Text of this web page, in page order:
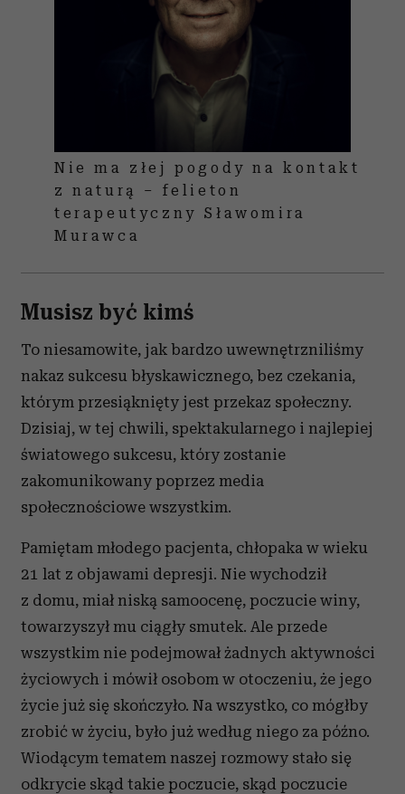
Nie ma złej pogody na kontakt
z naturą – felieton
terapeutyczny Sławomira
Murawca
Musisz być kimś
To niesamowite, jak bardzo uwewnętrzniliśmy
nakaz sukcesu błyskawicznego, bez czekania,
którym przesiąknięty jest przekaz społeczny.
Dzisiaj, w tej chwili, spektakularnego i najlepiej
światowego sukcesu, który zostanie
zakomunikowany poprzez media
społecznościowe wszystkim.
Pamiętam młodego pacjenta, chłopaka w wieku
21 lat z objawami depresji. Nie wychodził
z domu, miał niską samoocenę, poczucie winy,
towarzyszył mu ciągły smutek. Ale przede
wszystkim nie podejmował żadnych aktywności
życiowych i mówił osobom w otoczeniu, że jego
życie już się skończyło. Na wszystko, co mógłby
zrobić w życiu, było już według niego za późno.
Wiodącym tematem naszej rozmowy stało się
odkrycie skąd takie poczucie, skąd poczucie